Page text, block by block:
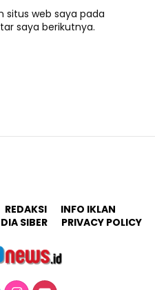
situs web saya pada
saya berikutnya.
REDAKSI
INFO IKLAN
SIBER PRIVACY POLICY